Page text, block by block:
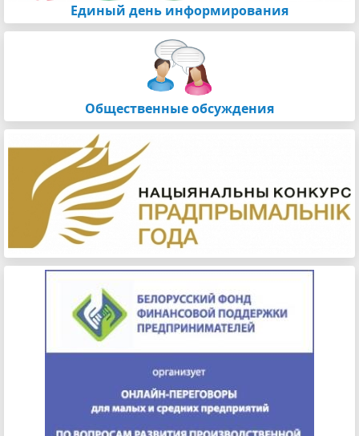
Единый день информирования
Общественные обсуждения